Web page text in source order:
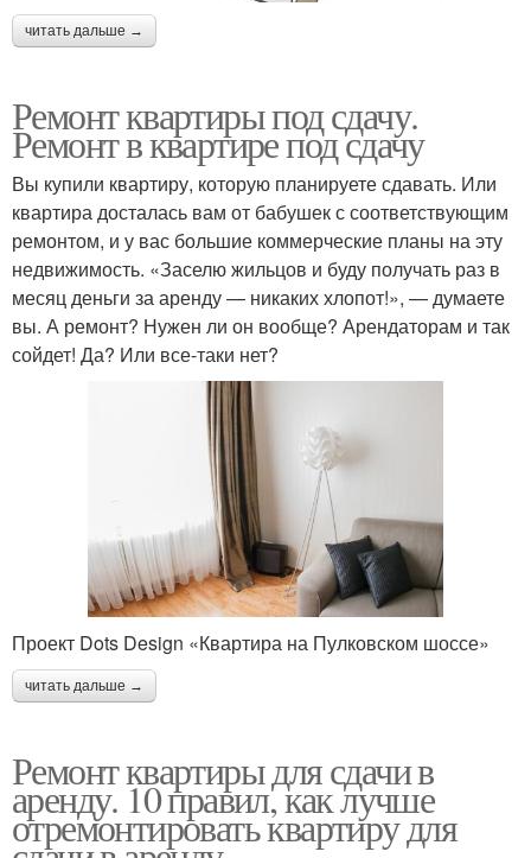
читать дальше →
Ремонт квартиры под сдачу.
Ремонт в квартире под сдачу
Вы купили квартиру, которую планируете сдавать. Или
квартира досталась вам от бабушек с соответствующим
ремонтом, и у вас большие коммерческие планы на эту
недвижимость. «Заселю жильцов и буду получать раз в
месяц деньги за аренду — никаких хлопот!», — думаете
вы. А ремонт? Нужен ли он вообще? Арендаторам и так
сойдет! Да? Или все-таки нет?
Проект Dots Design «Квартира на Пулковском шоссе»
читать дальше →
Ремонт квартиры для сдачи в
аренду. 10 правил, как лучше
отремонтировать квартиру для